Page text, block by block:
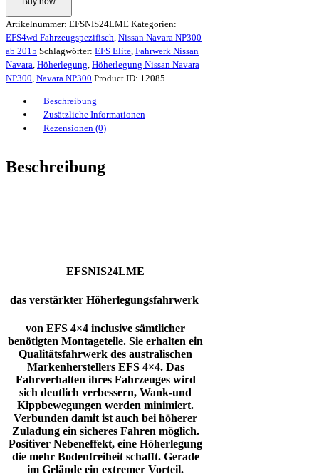
+35mm
für
Nissan
Navara
NP300
ab
EFSNIS24LME
(KOMFORT
Menge
Artikelnummer: EFSNIS24LME Kategorien:
EFS4wd Fahrzeugspezifisch Nissan Navara NP300
ab 2015 Schlagwörter: EFS Elite Fahrwerk Nissan
Navara Höherlegung Höherlegung Nissan Navara
NP300 Navara NP300 Product ID: 12085
Beschreibung
Zusätzliche Informationen
Rezensionen (0)
Beschreibung
EFSNIS24LME
das verstärkter Höherlegungsfahrwerk
von EFS 4×4 inclusive sämtlicher
benötigten Montageteile. Sie erhalten ein
Qualitätsfahrwerk des australischen
Markenherstellers EFS 4×4. Das
Fahrverhalten ihres Fahrzeuges wird
sich deutlich verbessern, Wank-und
Kippbewegungen werden minimiert.
Verbunden damit ist auch bei höherer
Zuladung ein sicheres Fahren möglich.
Positiver Nebeneffekt, eine Höherlegung
die mehr Bodenfreiheit schafft. Gerade
im Gelände ein extremer Vorteil.